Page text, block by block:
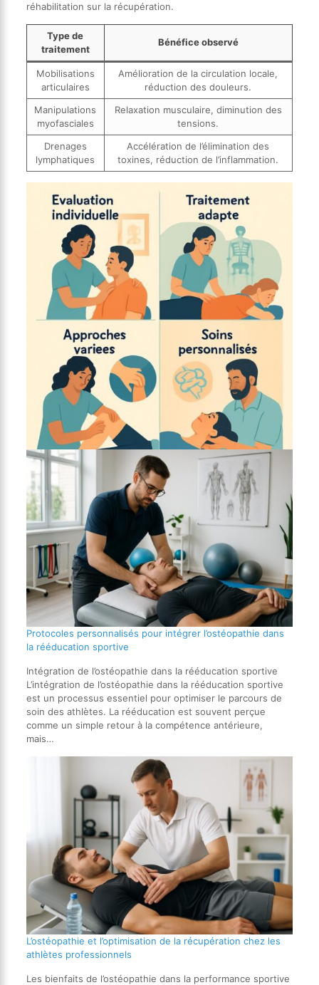
réhabilitation sur la récupération.
Type de
traitement
Bénéfice observé
Mobilisations
articulaires
Amélioration de la circulation locale,
réduction des douleurs.
Manipulations
myofasciales
Relaxation musculaire, diminution des
tensions.
Drenages
lymphatiques
Accélération de l’élimination des
toxines, réduction de l’inflammation.
Protocoles personnalisés pour intégrer l’ostéopathie dans
la rééducation sportive
Intégration de l’ostéopathie dans la rééducation sportive
L’intégration de l’ostéopathie dans la rééducation sportive
est un processus essentiel pour optimiser le parcours de
soin des athlètes. La rééducation est souvent perçue
comme un simple retour à la compétence antérieure,
mais…
L’ostéopathie et l’optimisation de la récupération chez les
athlètes professionnels
Les bienfaits de l’ostéopathie dans la performance sportive